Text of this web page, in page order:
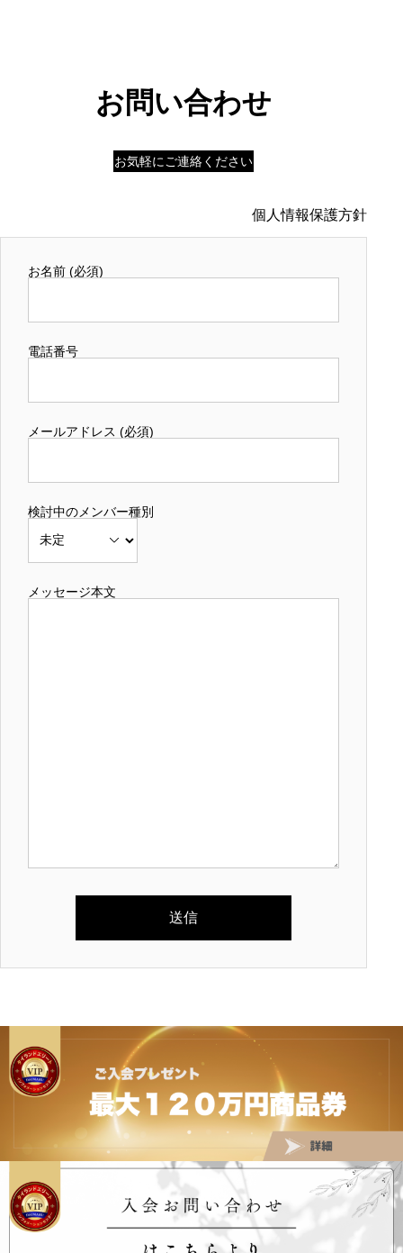
お問い合わせ
お気軽にご連絡ください
個人情報保護方針
お名前 (必須)
電話番号
メールアドレス (必須)
検討中のメンバー種別
メッセージ本文